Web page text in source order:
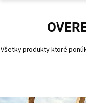
Všetky produkty ktoré